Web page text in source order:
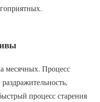
месячных. Процесс
процесс старения